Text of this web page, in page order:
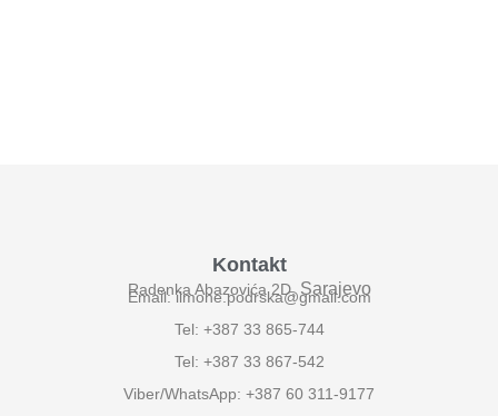
Kontakt
Radenka Abazovića 2D, Sarajevo
Email: ilmone.podrska@gmail.com
Tel: +387 33 865-744
Tel: +387 33 867-542
Viber/WhatsApp: +387 60 311-9177